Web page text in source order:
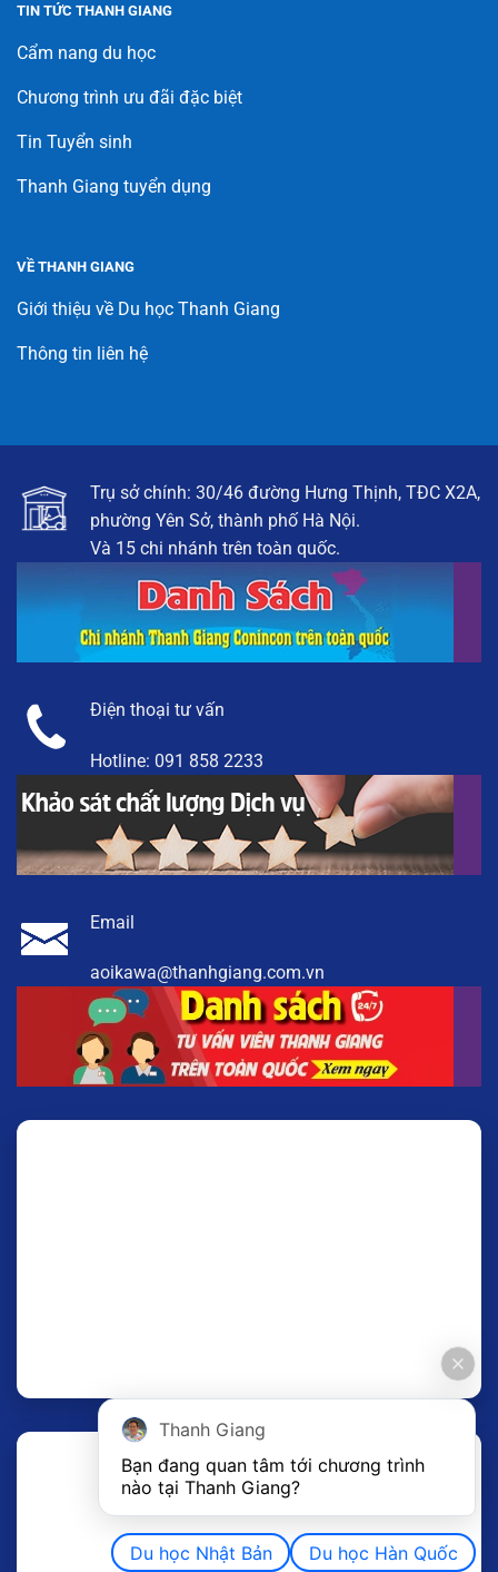
TIN TỨC THANH GIANG
Cẩm nang du học
Chương trình ưu đãi đặc biệt
Tin Tuyển sinh
Thanh Giang tuyển dụng
VỀ THANH GIANG
Giới thiệu về Du học Thanh Giang
Thông tin liên hệ
Trụ sở chính: 30/46 đường Hưng Thịnh, TĐC X2A,
phường Yên Sở, thành phố Hà Nội.
Và 15 chi nhánh trên toàn quốc.
Điện thoại tư vấn
Hotline: 091 858 2233
Email
aoikawa@thanhgiang.com.vn
Thanh Giang
Bạn đang quan tâm tới chương trình
nào tại Thanh Giang?
Du học Nhật Bản Du học Hàn Quốc